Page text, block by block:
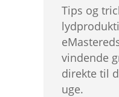
Tips og
vindende
direkte til
uge.